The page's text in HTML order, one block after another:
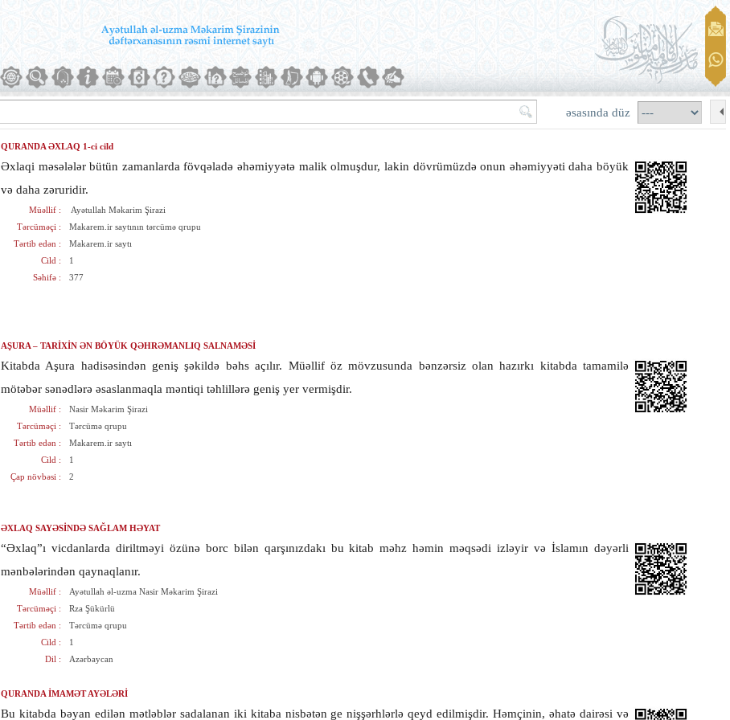
əsasında düz
QURANDA ƏXLAQ 1-ci cild
Əxlaqi məsələlər bütün zamanlarda fövqəladə əhəmiyyətə malik olmuşdur, lakin dövrümüzdə onun əhəmiyyəti daha böyük
və daha zəruridir.
Müəllif :
Ayətullah Məkarim Şirazi
Tərcüməçi :
Makarem.ir saytının tərcümə qrupu
Tərtib edən :
Makarem.ir saytı
Cild :
1
Səhifə :
377
AŞURA – TARİXİN ƏN BÖYÜK QƏHRƏMANLIQ SALNAMƏSİ
Kitabda Aşura hadisəsindən geniş şəkildə bəhs açılır. Müəllif öz mövzusunda bənzərsiz olan hazırkı kitabda tamamilə
mötəbər sənədlərə əsaslanmaqla məntiqi təhlillərə geniş yer vermişdir.
Müəllif :
Nasir Məkarim Şirazi
Tərcüməçi :
Tərcümə qrupu
Tərtib edən :
Makarem.ir saytı
Cild :
1
Çap növbəsi :
2
ƏXLAQ SAYƏSİNDƏ SAĞLAM HƏYAT
“Əxlaq”ı vicdanlarda diriltməyi özünə borc bilən qarşınızdakı bu kitab məhz həmin məqsədi izləyir və İslamın dəyərli
mənbələrindən qaynaqlanır.
Müəllif :
Ayətullah əl-uzma Nasir Məkarim Şirazi
Tərcüməçi :
Rza Şükürlü
Tərtib edən :
Tərcümə qrupu
Cild :
1
Dil :
Azərbaycan
QURANDA İMAMƏT AYƏLƏRİ
Bu kitabda bəyan edilən mətləblər sadalanan iki kitaba nisbətən ge nişşərhlərlə qeyd edilmişdir. Həmçinin, əhatə dairəsi və